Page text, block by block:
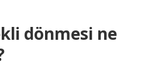
dönmesi ne